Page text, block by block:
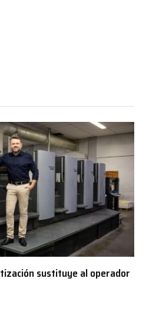
sustituye al operador